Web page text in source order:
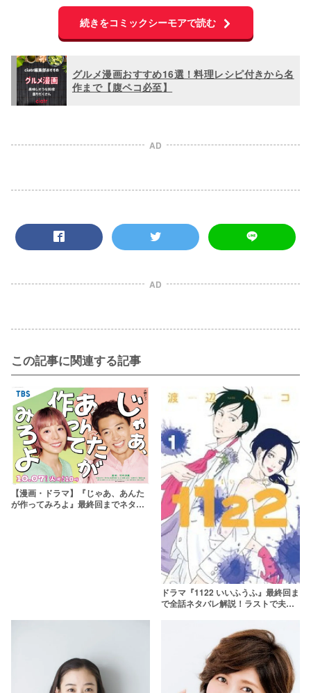
続きをコミックシーモアで読む
グルメ漫画おすすめ16選！料理レシピ付きから名
作まで【腹ペコ必至】
AD
AD
この記事に関連する記事
【漫画・ドラマ】『じゃあ、あんた
が作ってみろよ』最終回までネタバ
ドラマ『1122 いいふうふ』最終回ま
で全話ネタバレ解説！ラストで夫婦